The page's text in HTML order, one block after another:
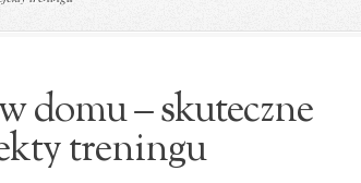
domu – skuteczne
treningu